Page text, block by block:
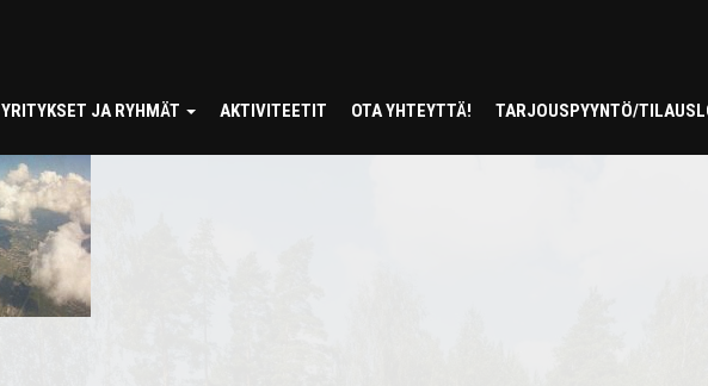
YRITYKSET JA RYHMÄT AKTIVITEETIT OTA YHTEYTTÄ! TARJOUSPYYNTÖ/